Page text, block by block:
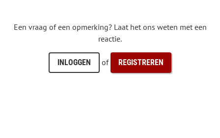
Een vraag of een opmerking? Laat het ons weten met een
reactie.
INLOGGEN of REGISTREREN